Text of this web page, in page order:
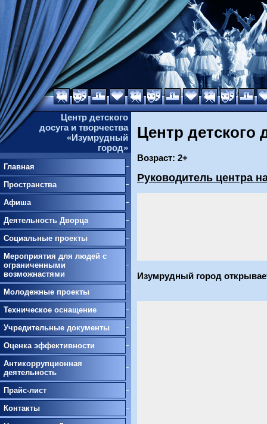
Центр детского
досуга и творчества
«Изумрудный
город»
Главная
Пространства
Афиша
Деятельность Дворца
Социальные проекты
Мероприятия для людей с
ограниченными
возможнастями
Молодежные проекты
Техническое оснащение
Учредительные документы
Оценка эффективности
Антикоррупционная
деятельность
Прайс-лист
Контакты
Центр детского
Возраст: 2+
Руководитель центра
Изумрудный город